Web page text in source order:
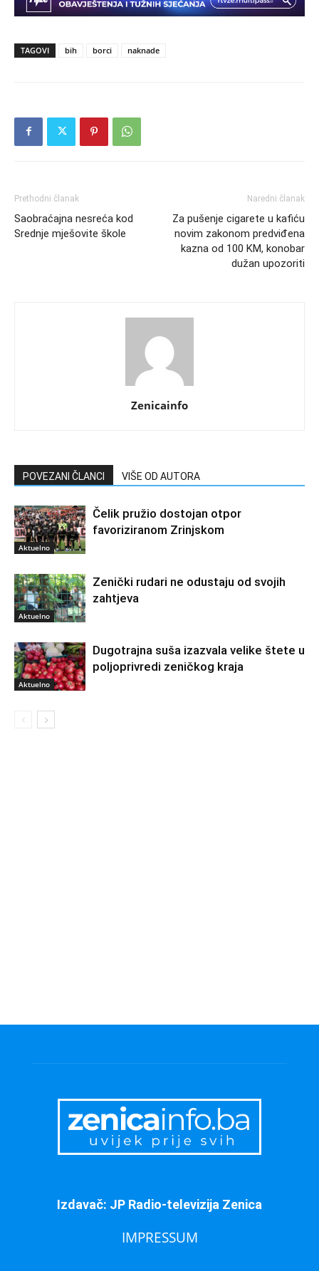
TAGOVI bih borci naknade
Prethodni članak
Saobraćajna nesreća kod
Srednje mješovite škole
Naredni članak
Za pušenje cigarete u kafiću
novim zakonom predviđena
kazna od 100 KM, konobar
dužan upozoriti
Zenicainfo
POVEZANI ČLANCI VIŠE OD AUTORA
Aktuelno
Čelik pružio dostojan otpor
favoriziranom Zrinjskom
Aktuelno
Zenički rudari ne odustaju od svojih
zahtjeva
Aktuelno
Dugotrajna suša izazvala velike štete u
poljoprivredi zeničkog kraja
Izdavač: JP Radio-televizija Zenica
IMPRESSUM